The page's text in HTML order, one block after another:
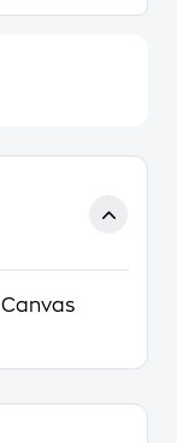
Canvas